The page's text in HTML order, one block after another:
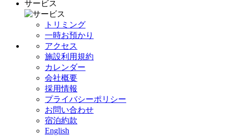
サービス
トリミング
一時お預かり
アクセス
施設利用規約
カレンダー
会社概要
採用情報
プライバシーポリシー
お問い合わせ
宿泊約款
English